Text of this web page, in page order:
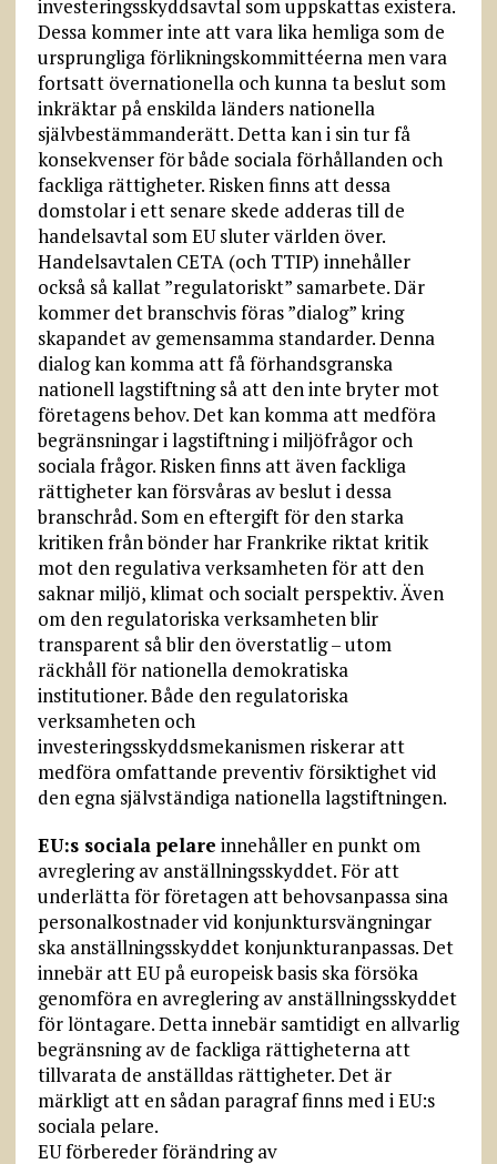
investeringsskyddsavtal som uppskattas existera.
Dessa kommer inte att vara lika hemliga som de
ursprungliga förlikningskommittéerna men vara
fortsatt övernationella och kunna ta beslut som
inkräktar på enskilda länders nationella
självbestämmanderätt. Detta kan i sin tur få
konsekvenser för både sociala förhållanden och
fackliga rättigheter. Risken finns att dessa
domstolar i ett senare skede adderas till de
handelsavtal som EU sluter världen över.
Handelsavtalen CETA (och TTIP) innehåller
också så kallat ”regulatoriskt” samarbete. Där
kommer det branschvis föras ”dialog” kring
skapandet av gemensamma standarder. Denna
dialog kan komma att få förhandsgrans­ka
nationell lagstiftning så att den inte bryter mot
företagens behov. Det kan komma att medföra
begränsningar i lagstiftning i miljöfrågor och
sociala frågor. Risken finns att även fackliga
rättigheter kan försvåras av beslut i dessa
branschråd. Som en eftergift för den starka
kritiken från bönder har Frankrike riktat kritik
mot den regulativa verksamheten för att den
saknar miljö, klimat och socialt perspektiv. Även
om den regulatoriska verksamheten blir
transparent så blir den överstatlig – utom
räckhåll för nationella demokratiska
institutioner. Både den regulatoriska
verksamheten och
investeringsskyddsmekanismen riskerar att
medföra omfattande preventiv försiktighet vid
den egna självständiga nationella lagstiftningen.
EU:s sociala pelare innehåller en punkt om
avreglering av anställningsskyddet. För att
underlätta för företagen att behovsanpassa sina
personalkostnader vid konjunktursvängningar
ska anställningsskyddet konjunkturanpassas. Det
innebär att EU på europeisk basis ska försöka
genomföra en avreglering av anställningsskyddet
för löntagare. Detta innebär samtidigt en allvarlig
begränsning av de fackliga rättigheterna att
tillvarata de anställdas rättigheter. Det är
märkligt att en sådan paragraf finns med i EU:s
sociala pelare.
EU förbereder förändring av